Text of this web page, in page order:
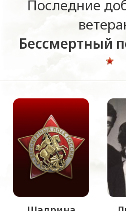
Последние
Бессмертный